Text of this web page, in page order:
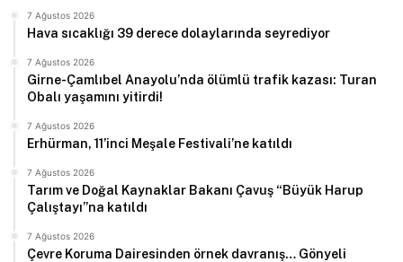
7 Ağustos 2026
Hava sıcaklığı 39 derece dolaylarında seyrediyor
7 Ağustos 2026
Girne-Çamlıbel Anayolu’nda ölümlü trafik kazası: Turan
Obalı yaşamını yitirdi!
7 Ağustos 2026
Erhürman, 11’inci Meşale Festivali’ne katıldı
7 Ağustos 2026
Tarım ve Doğal Kaynaklar Bakanı Çavuş “Büyük Harup
Çalıştayı”na katıldı
7 Ağustos 2026
Çevre Koruma Dairesinden örnek davranış… Gönyeli